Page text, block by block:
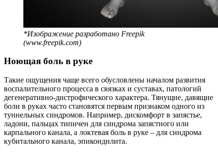
*Изображение разработано Freepik
(www.freepik.com)
Ноющая боль в руке
Такие ощущения чаще всего обусловлены началом развития
воспалительного процесса в связках и суставах, патологий
дегенеративно-дистрофического характера. Тянущие, давящие
боли в руках часто становятся первым признаком одного из
туннельных синдромов. Например, дискомфорт в запястье,
ладони, пальцах типичен для синдрома запястного или
карпального канала, а локтевая боль в руке – для синдрома
кубитального канала, эпикондилита.